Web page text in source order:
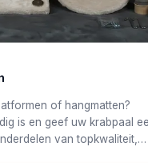
of hangmatten?
is en geef uw krabpaal
van topkwaliteit,